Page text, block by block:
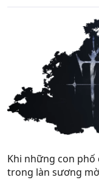
Khi những con phố
trong làn sương